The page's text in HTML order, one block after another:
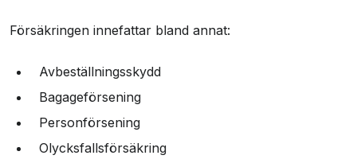
Försäkringen innefattar bland annat:
Avbeställningsskydd
Bagageförsening
Personförsening
Olycksfallsförsäkring